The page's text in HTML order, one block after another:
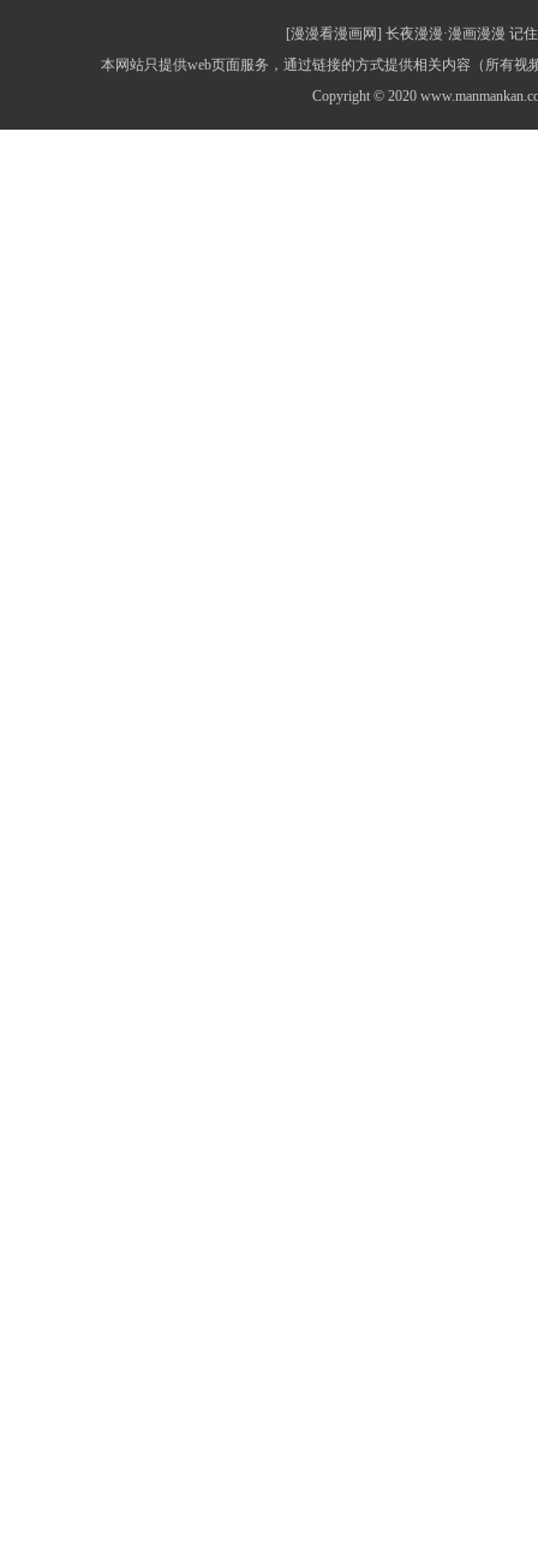
[漫漫看漫画网] 长夜漫漫·漫画漫漫 记
本网站只提供web页面服务，通过链接的方式提供相关内容（所有
Copyright © 2020